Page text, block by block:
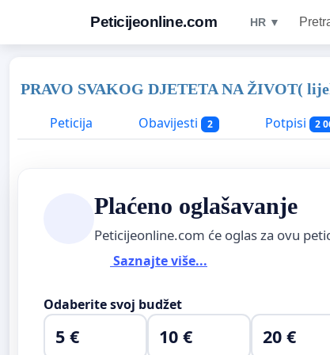
Peticijeonline.com HR ▼
PRAVO SVAKOG DJETETA NA ŽIVOT(
Peticija
Obavijesti 2 Potpisi 2
Plaćeno oglašavanje
Peticijeonline.com će oglas za ovu
Saznajte više...
Odaberite svoj budžet
5 € 10 € 20 €